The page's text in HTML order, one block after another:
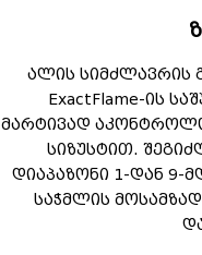
ალის სიმძლავრის
ExactFlame-ის
მარტივად
სიზუსტით.
დიაპაზონი 1-დან 9-
საჭმლის